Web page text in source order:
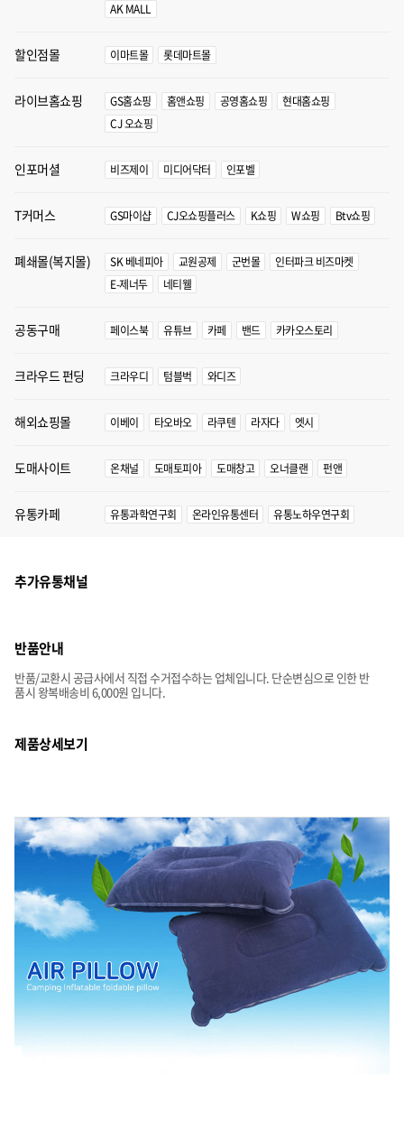
AK MALL
할인점몰 이마트몰 롯데마트몰
라이브홈쇼핑 GS홈쇼핑 홈앤쇼핑 공영홈쇼핑
현대홈쇼핑
CJ 오쇼핑
인포머셜 비즈제이 미디어닥터 인포벨
T커머스 GS마이샵 CJ오쇼핑플러스 K쇼핑 W쇼핑 Btv쇼핑
폐쇄몰(복지몰) SK 베네피아 교원공제 군번몰
인터파크 비즈마켓
E-제너두
네티웰
공동구매 페이스북 유튜브 카페 밴드 카카오스토리
크라우드 펀딩 크라우디 텀블벅 와디즈
해외쇼핑몰 이베이 타오바오 라쿠텐 라자다 엣시
도매사이트 온채널 도매토피아 도매창고 오너클랜 펀앤
유통카페 유통과학연구회 온라인유통센터 유통노하우연구회
추가유통채널
반품안내
반품/교환시 공급사에서 직접 수거접수하는 업체입니다. 단순변심으로 인한 반
품시 왕복배송비 6,000원 입니다.
제품상세보기